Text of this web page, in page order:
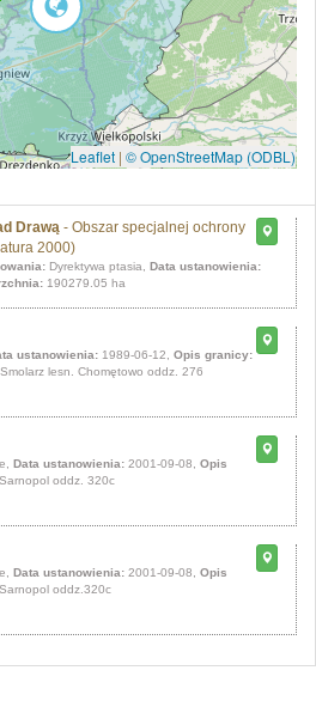
Leaflet | © OpenStreetMap (ODBL)
Drawą - Obszar specjalnej ochrony
2000)
Dyrektywa ptasia, Data ustanowienia:
190279.05 ha
ustanowienia: 1989-06-12, Opis granicy:
lesn. Chomętowo oddz. 276
Data ustanowienia: 2001-09-08, Opis
oddz. 320c
Data ustanowienia: 2001-09-08, Opis
oddz.320c